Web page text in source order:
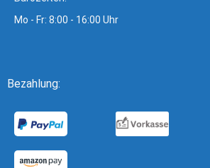
Mo - Fr: 8:00 - 16:00 Uhr
Bezahlung: